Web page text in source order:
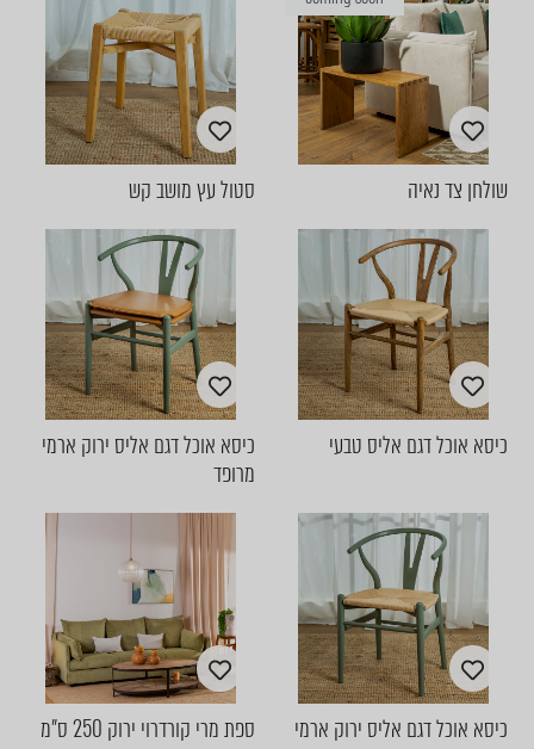
שולחן צד נאיה סטול עץ מושב קש
כיסא אוכל דגם אליס טבעי
כיסא אוכל דגם אליס ירוק ארמי
מרופד
כיסא אוכל דגם אליס ירוק ארמי ספת מרי קורדרוי ירוק 250 ס"מ